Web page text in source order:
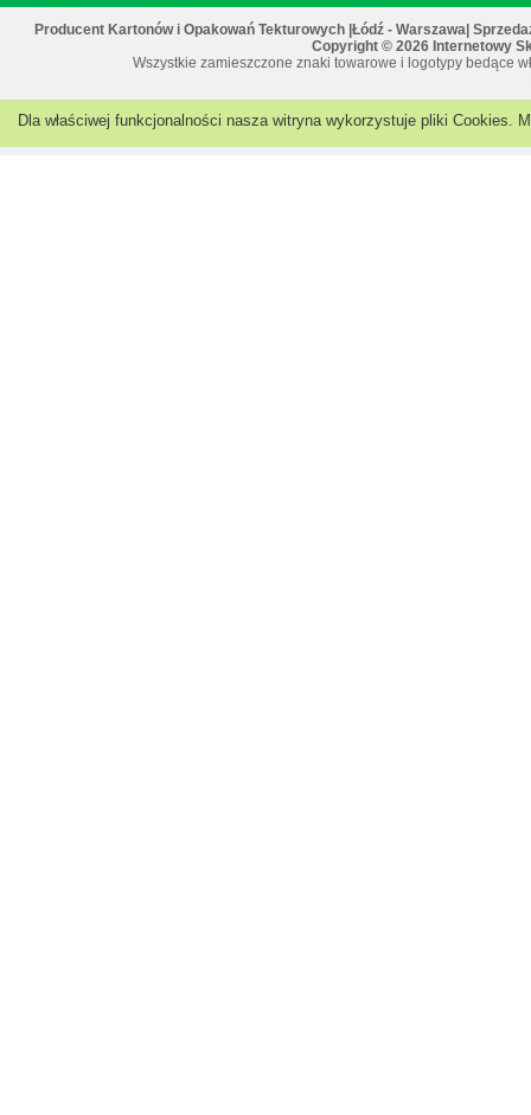
Producent Kartonów i Opakowań Tekturowych |Łódź - Warszawa|
Copyright © 2026 Internetowy
Wszystkie zamieszczone znaki towarowe i logotypy bedące
Dla właściwej funkcjonalności nasza witryna wykorzystuje pliki